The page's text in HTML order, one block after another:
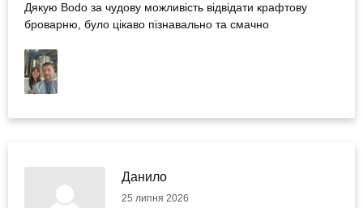
Дякую Bodo за чудову можливість відвідати крафтову
броварню, було цікаво пізнавально та смачно
Данило
25 липня 2026